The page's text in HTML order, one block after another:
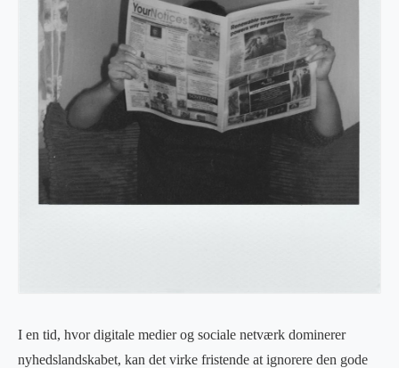
I en tid, hvor digitale medier og sociale netværk dominerer
nyhedslandskabet, kan det virke fristende at ignorere den gode